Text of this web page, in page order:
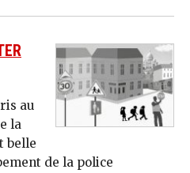
au
la
belle
de la police